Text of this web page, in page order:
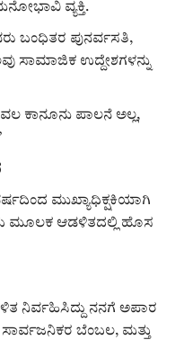
ವ್ಯಕ್ತಿ.
ಬಂಧಿತರ ಪುನರ್ವಸತಿ,
ಸಾಮಾಜಿಕ ಉದ್ದೇಶಗಳನ್ನು
ಕಾನೂನು ಪಾಲನೆ ಅಲ್ಲ,
ಮುಖ್ಯಾಧಿಕ್ಷಕಿಯಾಗಿ
ಮೂಲಕ ಆಡಳಿತದಲ್ಲಿ ಹೊಸ
ನಿರ್ವಹಿಸಿದ್ದು ನನಗೆ ಅಪಾರ
ಬೆಂಬಲ, ಮತ್ತು